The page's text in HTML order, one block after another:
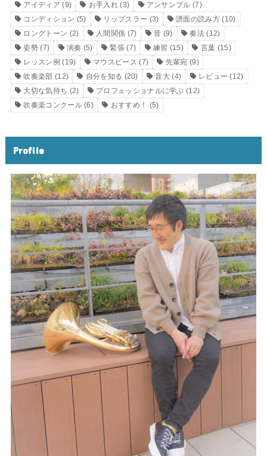
アイディア (9) お手入れ (3) アンサンブル (7)
コンディション (5) リップスラー (3) 譜面の読み方(10)
ロングトーン (2) 人間関係 (7) 音 (9) 奏法 (12)
姿勢 (7) 演奏 (5) 緊張 (7) 練習 (15) 言葉 (15)
レッスン例 (19) マウスピース (7) 先輩宛 (9)
吹奏楽部 (12) 自分を知る (20) 音大 (4) レビュー (12)
大切な気持ち (2) プロフェッショナルに学ぶ (12)
吹奏楽コンクール(6) おすすめ！ (5)
Profile